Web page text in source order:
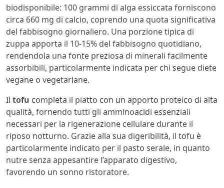
biodisponibile: 100 grammi di alga essiccata forniscono
circa 660 mg di calcio, coprendo una quota significativa
del fabbisogno giornaliero. Una porzione tipica di
zuppa apporta il 10-15% del fabbisogno quotidiano,
rendendola una fonte preziosa di minerali facilmente
assorbibili, particolarmente indicata per chi segue diete
vegane o vegetariane.
Il tofu completa il piatto con un apporto proteico di alta
qualità, fornendo tutti gli amminoacidi essenziali
necessari per la rigenerazione cellulare durante il
riposo notturno. Grazie alla sua digeribilità, il tofu è
particolarmente indicato per il pasto serale, in quanto
nutre senza appesantire l’apparato digestivo,
favorendo un sonno ristoratore.